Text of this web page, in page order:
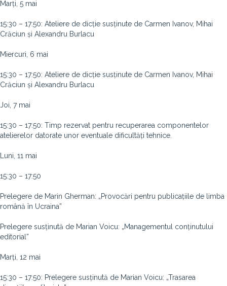
Marți, 5 mai
15:30 – 17:50: Ateliere de dicție susținute de Carmen Ivanov, Mihai
Crăciun și Alexandru Burlacu
Miercuri, 6 mai
15:30 – 17:50: Ateliere de dicție susținute de Carmen Ivanov, Mihai
Crăciun și Alexandru Burlacu
Joi, 7 mai
15:30 – 17:50: Timp rezervat pentru recuperarea componentelor
atelierelor datorate unor eventuale dificultăți tehnice.
Luni, 11 mai
15:30 – 17:50
Prelegere de Marin Gherman: „Provocări pentru publicațiile de limba
română în Ucraina”
Prelegere susținută de Marian Voicu: „Managementul conținutului
editorial”
Marți, 12 mai
15:30 – 17:50: Prelegere susținută de Marian Voicu: „Trasarea